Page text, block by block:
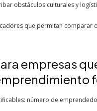
obstáculos culturales y
que permitan comparar
empresas
número de